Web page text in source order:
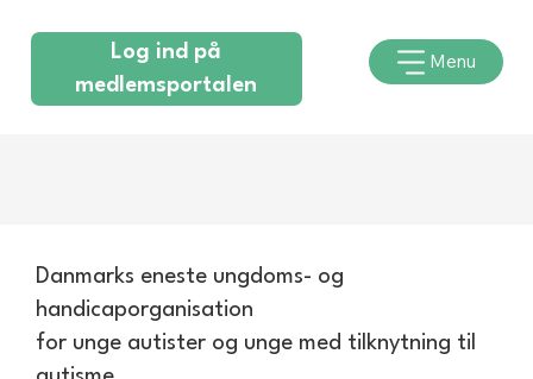
Log ind på
medlemsportalen
Menu
Danmarks eneste ungdoms- og
handicaporganisation
for unge autister og unge med tilknytning til